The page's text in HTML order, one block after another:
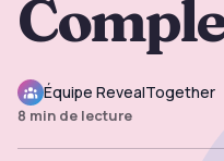
Thèmes
Équipe RevealTogether
8 min de lecture